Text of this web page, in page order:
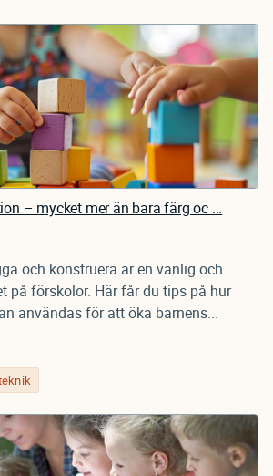
– mycket mer än bara färg oc ...
och konstruera är en vanlig och
på förskolor. Här får du tips på hur
användas för att öka barnens...